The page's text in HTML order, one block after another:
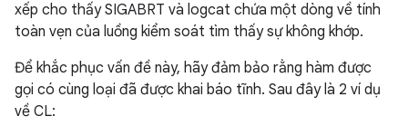
xếp cho thấy SIGABRT và logcat chứa một dòng về tính
toàn vẹn của luồng kiểm soát tìm thấy sự không khớp.
Để khắc phục vấn đề này, hãy đảm bảo rằng hàm được
gọi có cùng loại đã được khai báo tĩnh. Sau đây là 2 ví dụ
về CL: